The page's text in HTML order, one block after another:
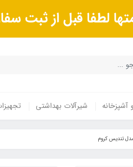
لطفا قبل از
آشپزخانه شیرآلات بهداشتی
تندیس کروم